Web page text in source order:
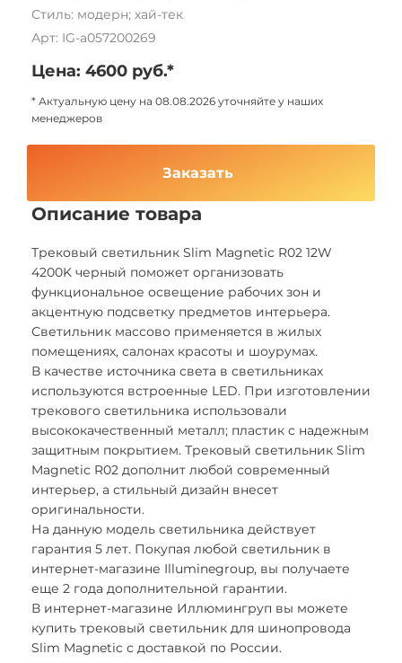
Стиль: модерн; хай-тек
Арт: IG-a057200269
Цена: 4600 руб.*
* Актуальную цену на 08.08.2026 уточняйте у наших
менеджеров
Заказать
Описание товара
Трековый светильник Slim Magnetic R02 12W
4200K черный поможет организовать
функциональное освещение рабочих зон и
акцентную подсветку предметов интерьера.
Светильник массово применяется в жилых
помещениях, салонах красоты и шоурумах.
В качестве источника света в светильниках
используются встроенные LED. При изготовлении
трекового светильника использовали
высококачественный металл; пластик с надежным
защитным покрытием. Трековый светильник Slim
Magnetic R02 дополнит любой современный
интерьер, а стильный дизайн внесет
оригинальности.
На данную модель светильника действует
гарантия 5 лет. Покупая любой светильник в
интернет-магазине Illuminegroup, вы получаете
еще 2 года дополнительной гарантии.
В интернет-магазине Иллюмингруп вы можете
купить трековый светильник для шинопровода
Slim Magnetic с доставкой по России.